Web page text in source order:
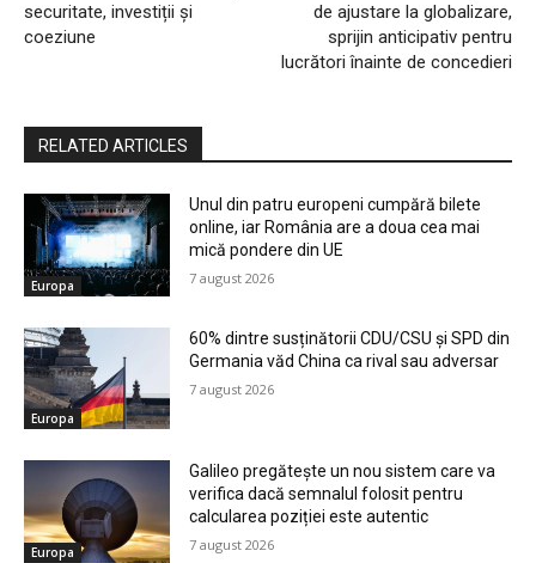
securitate, investiții și
coeziune
de ajustare la globalizare,
sprijin anticipativ pentru
lucrători înainte de concedieri
RELATED ARTICLES
Europa
Unul din patru europeni cumpără bilete
online, iar România are a doua cea mai
mică pondere din UE
7 august 2026
Europa
60% dintre susținătorii CDU/CSU și SPD din
Germania văd China ca rival sau adversar
7 august 2026
Europa
Galileo pregătește un nou sistem care va
verifica dacă semnalul folosit pentru
calcularea poziției este autentic
7 august 2026